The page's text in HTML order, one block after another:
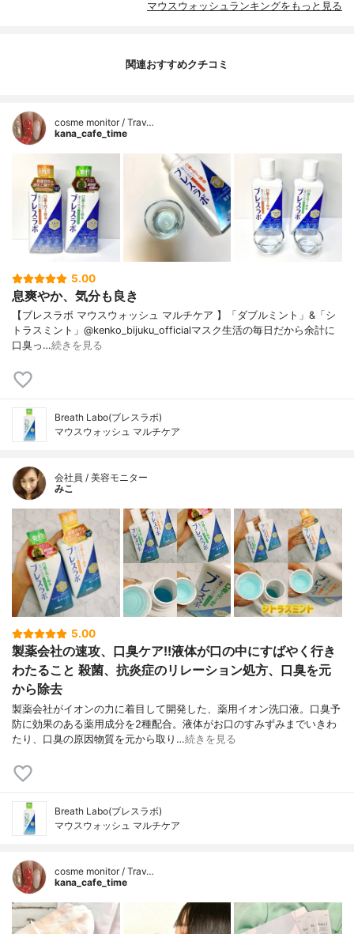
マウスウォッシュランキングをもっと見る
関連おすすめクチコミ
cosme monitor / Trav…
kana_cafe_time
5.00
息爽やか、気分も良き
【ブレスラボ マウスウォッシュ マルチケア 】「ダブルミント」&「シ
トラスミント」@kenko_bijuku_officialマスク生活の毎日だから余計に
口臭っ…続きを見る
Breath Labo(ブレスラボ)
マウスウォッシュ マルチケア
会社員 / 美容モニター
みこ
5.00
製薬会社の速攻、口臭ケア!!液体が口の中にすばやく行き
わたること 殺菌、抗炎症のリレーション処方、口臭を元
から除去
製薬会社がイオンの力に着目して開発した、薬用イオン洗口液。口臭予
防に効果のある薬用成分を2種配合。液体がお口のすみずみまでいきわ
たり、口臭の原因物質を元から取り…続きを見る
Breath Labo(ブレスラボ)
マウスウォッシュ マルチケア
cosme monitor / Trav…
kana_cafe_time